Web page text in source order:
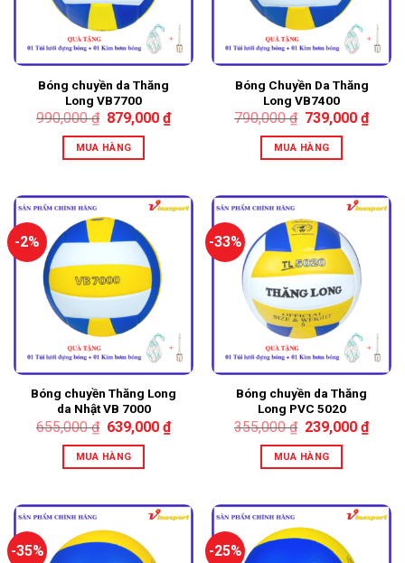
Bóng chuyền da Thăng
Long VB7700
990,000₫ 879,000 ₫
MUA HÀNG
Bóng Chuyền Da Thăng
Long VB7400
790,000₫ 739,000 ₫
MUA HÀNG
-2%
Bóng chuyền Thăng Long
da Nhật VB 7000
655,000₫ 639,000 ₫
MUA HÀNG
-33%
Bóng chuyền da Thăng
Long PVC 5020
355,000₫ 239,000 ₫
MUA HÀNG
-35% -25%